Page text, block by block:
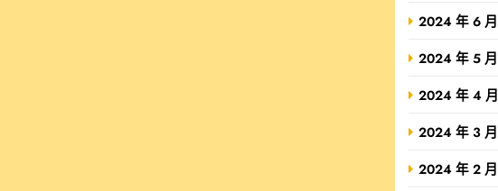
2024 年 6 月
2024 年 5 月
2024 年 4 月
2024 年 3 月
2024 年 2 月